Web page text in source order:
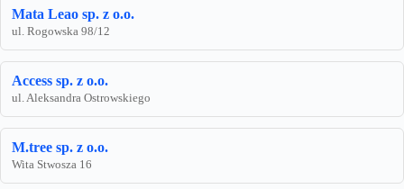
Mata Leao sp. z o.o.
ul. Rogowska 98/12
Access sp. z o.o.
ul. Aleksandra Ostrowskiego
M.tree sp. z o.o.
Wita Stwosza 16